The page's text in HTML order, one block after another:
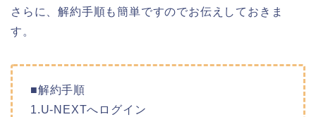
さらに、解約手順も簡単ですのでお伝えしておきま
す。
■解約手順
1.U-NEXTへログイン